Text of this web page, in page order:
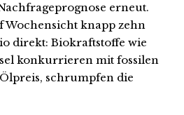
erneut.
knapp zehn
direkt: Biokraftstoffe wie
konkurrieren mit fossilen
schrumpfen die